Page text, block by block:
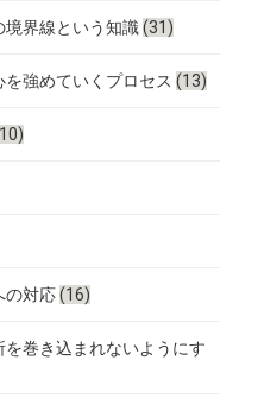
界線という知識(31)
強めていくプロセス(13)
の対応(16)
巻き込まれないようにす